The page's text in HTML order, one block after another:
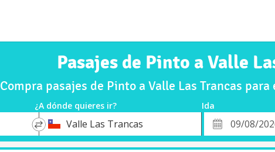
Pasajes de Pinto a Valle
Compra pasajes de Pinto a Valle Las Trancas
¿A dónde quieres ir? Ida
*
DestinoValle Las Trancas
Fecha
de